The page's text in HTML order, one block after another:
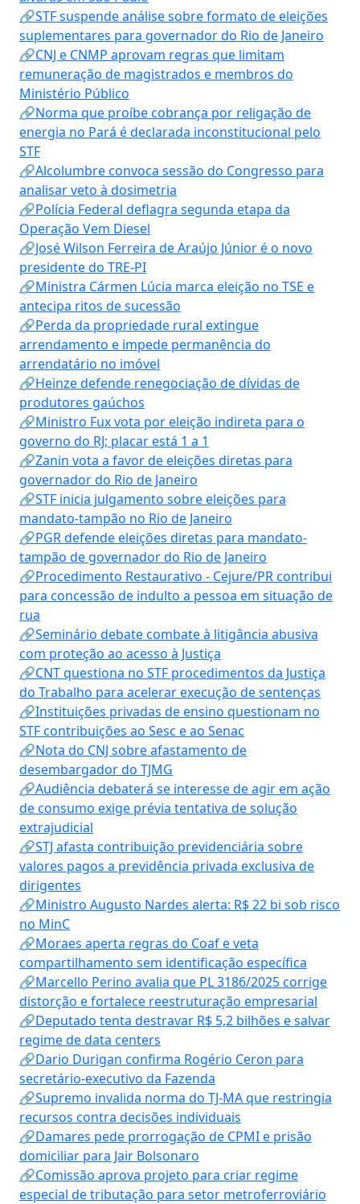
🔗STF suspende análise sobre formato de eleições
suplementares para governador do Rio de Janeiro
🔗CNJ e CNMP aprovam regras que limitam
remuneração de magistrados e membros do
Ministério Público
🔗Norma que proíbe cobrança por religação de
energia no Pará é declarada inconstitucional pelo
STF
🔗Alcolumbre convoca sessão do Congresso para
analisar veto à dosimetria
🔗Polícia Federal deflagra segunda etapa da
Operação Vem Diesel
🔗José Wilson Ferreira de Araújo Júnior é o novo
presidente do TRE-PI
🔗Ministra Cármen Lúcia marca eleição no TSE e
antecipa ritos de sucessão
🔗Perda da propriedade rural extingue
arrendamento e impede permanência do
arrendatário no imóvel
🔗Heinze defende renegociação de dívidas de
produtores gaúchos
🔗Ministro Fux vota por eleição indireta para o
governo do RJ; placar está 1 a 1
🔗Zanin vota a favor de eleições diretas para
governador do Rio de Janeiro
🔗STF inicia julgamento sobre eleições para
mandato-tampão no Rio de Janeiro
🔗PGR defende eleições diretas para mandato-
tampão de governador do Rio de Janeiro
🔗Procedimento Restaurativo - Cejure/PR contribui
para concessão de indulto a pessoa em situação de
rua
🔗Seminário debate combate à litigância abusiva
com proteção ao acesso à Justiça
🔗CNT questiona no STF procedimentos da Justiça
do Trabalho para acelerar execução de sentenças
🔗Instituições privadas de ensino questionam no
STF contribuições ao Sesc e ao Senac
🔗Nota do CNJ sobre afastamento de
desembargador do TJMG
🔗Audiência debaterá se interesse de agir em ação
de consumo exige prévia tentativa de solução
extrajudicial
🔗STJ afasta contribuição previdenciária sobre
valores pagos a previdência privada exclusiva de
dirigentes
🔗Ministro Augusto Nardes alerta: R$ 22 bi sob risco
no MinC
🔗Moraes aperta regras do Coaf e veta
compartilhamento sem identificação específica
🔗Marcello Perino avalia que PL 3186/2025 corrige
distorção e fortalece reestruturação empresarial
🔗Deputado tenta destravar R$ 5,2 bilhões e salvar
regime de data centers
🔗Dario Durigan confirma Rogério Ceron para
secretário-executivo da Fazenda
🔗Supremo invalida norma do TJ-MA que restringia
recursos contra decisões individuais
🔗Damares pede prorrogação de CPMI e prisão
domiciliar para Jair Bolsonaro
🔗Comissão aprova projeto para criar regime
especial de tributação para setor metroferroviário